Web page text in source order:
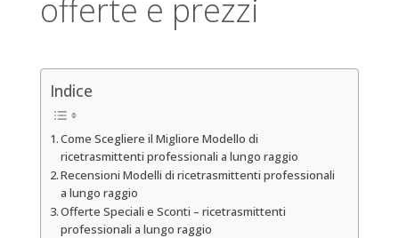
offerte e prezzi
Indice
Come Scegliere il Migliore Modello di
ricetrasmittenti professionali a lungo raggio
Recensioni Modelli di ricetrasmittenti professionali
a lungo raggio
Offerte Speciali e Sconti – ricetrasmittenti
professionali a lungo raggio